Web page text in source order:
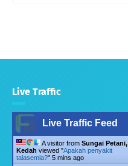
Live Traffic
Live Traffic Feed
A visitor from Sungai Petani,
Kedah viewed "Apakah penyakit
talasemia?" 5 mins ago